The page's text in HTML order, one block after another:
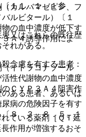
カルバマゼピン、フ
ルビタール）〔１
の血中濃度が低下す
Ａ４誘導作用によ
イトラコナゾール
性代謝物の血中濃度
ＣＹＰ３Ａ４阻害作
ている薬剤［ＱＴ延
作用が増強するおそ
１１．１．１参
又はこれらの既往歴
れがある。
念慮を有する患者：
ある患者、あるいは
病の危険因子を有す
８．３、８．５、１